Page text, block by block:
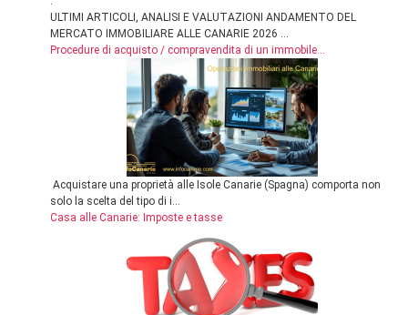
ULTIMI ARTICOLI, ANALISI E VALUTAZIONI ANDAMENTO DEL
MERCATO IMMOBILIARE ALLE CANARIE 2026 ...
Procedure di acquisto / compravendita di un immobile...
Acquistare una proprietà alle Isole Canarie (Spagna) comporta non
solo la scelta del tipo di i...
Casa alle Canarie: Imposte e tasse